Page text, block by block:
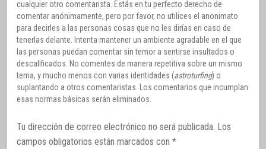
cualquier otro comentarista. Estás en tu perfecto derecho de
comentar anónimamente, pero por favor, no utilices el anonimato
para decirles a las personas cosas que no les dirías en caso de
tenerlas delante. Intenta mantener un ambiente agradable en el que
las personas puedan comentar sin temor a sentirse insultados o
descalificados. No comentes de manera repetitiva sobre un mismo
tema, y mucho menos con varias identidades (astroturfing) o
suplantando a otros comentaristas. Los comentarios que incumplan
esas normas básicas serán eliminados.
Tu dirección de correo electrónico no será publicada. Los
campos obligatorios están marcados con *